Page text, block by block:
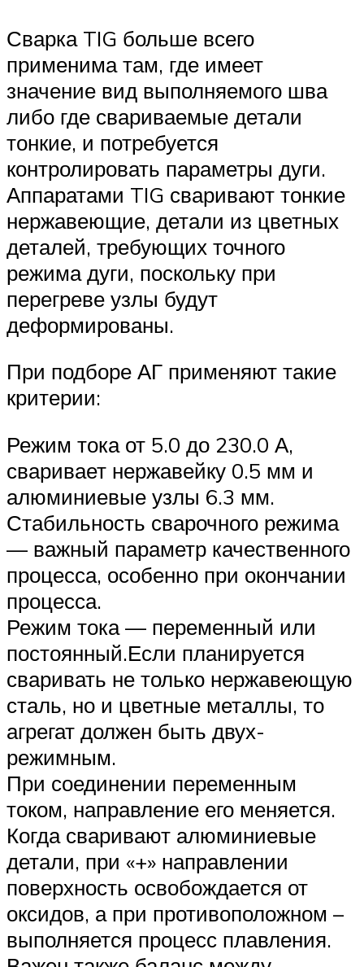
Сварка TIG больше всего
применима там, где имеет
значение вид выполняемого шва
либо где свариваемые детали
тонкие, и потребуется
контролировать параметры дуги.
Аппаратами TIG сваривают тонкие
нержавеющие, детали из цветных
деталей, требующих точного
режима дуги, поскольку при
перегреве узлы будут
деформированы.
При подборе АГ применяют такие
критерии:
Режим тока от 5.0 до 230.0 А,
сваривает нержавейку 0.5 мм и
алюминиевые узлы 6.3 мм.
Стабильность сварочного режима
— важный параметр качественного
процесса, особенно при окончании
процесса.
Режим тока — переменный или
постоянный.Если планируется
сваривать не только нержавеющую
сталь, но и цветные металлы, то
агрегат должен быть двух-
режимным.
При соединении переменным
током, направление его меняется.
Когда сваривают алюминиевые
детали, при «+» направлении
поверхность освобождается от
оксидов, а при противоположном –
выполняется процесс плавления.